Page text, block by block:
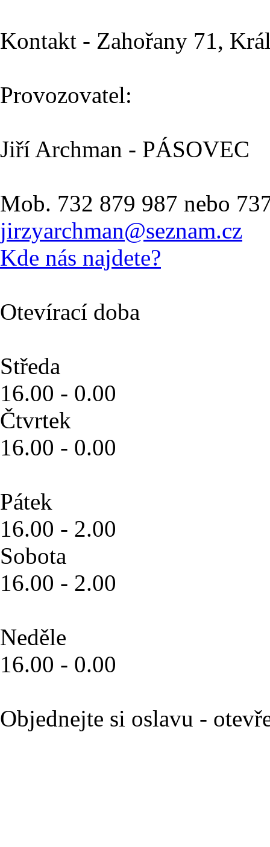
Kontakt - Zahořany 71,
Provozovatel:
Jiří Archman - PÁSOVEC
Mob. 732 879 987 nebo
jirzyarchman@seznam.cz
Kde nás najdete?
Otevírací doba
Středa
16.00 - 0.00
Čtvrtek
16.00 - 0.00
Pátek
16.00 - 2.00
Sobota
16.00 - 2.00
Neděle
16.00 - 0.00
Objednejte si oslavu -